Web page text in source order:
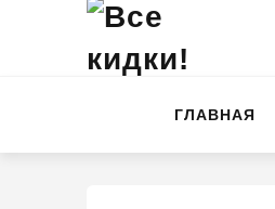
ГЛАВНАЯ